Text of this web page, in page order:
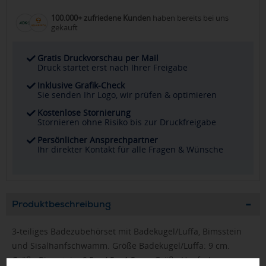
100.000+ zufriedene Kunden haben bereits bei uns
gekauft
Gratis Druckvorschau per Mail
Druck startet erst nach Ihrer Freigabe
Inklusive Grafik-Check
Sie senden Ihr Logo, wir prüfen & optimieren
Kostenlose Stornierung
Stornieren ohne Risiko bis zur Druckfreigabe
Persönlicher Ansprechpartner
Ihr direkter Kontakt für alle Fragen & Wünsche
Produktbeschreibung
3-teiliges Badezubehörset mit Badekugel/Luffa, Bimsstein
und Sisalhanfschwamm. Größe Badekugel/Luffa: 9 cm.
Größe Bimsstein: 9,5 × 4,5 × 1,5 cm. Größe Hanfschwamm: